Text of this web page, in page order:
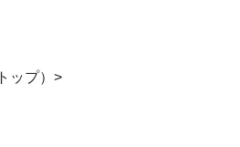
ップ） >